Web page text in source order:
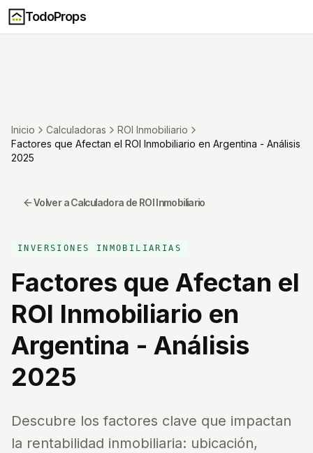
TodoProps
Inicio Calculadoras
ROI Inmobiliario
Factores que Afectan el ROI Inmobiliario en Argentina - Análisis
2025
Volver a Calculadora de ROI Inmobiliario
INVERSIONES INMOBILIARIAS
Factores que Afectan el
ROI Inmobiliario en
Argentina - Análisis
2025
Descubre los factores clave que impactan
la rentabilidad inmobiliaria: ubicación,